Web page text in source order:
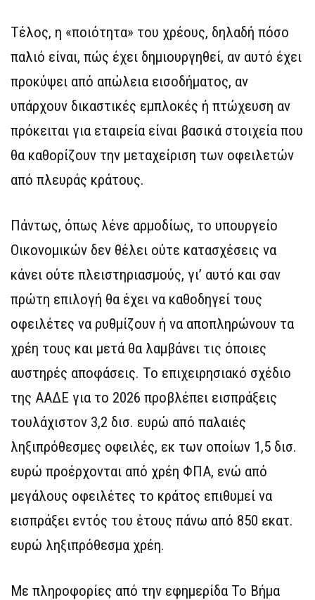
Τέλος, η «ποιότητα» του χρέους, δηλαδή πόσο
παλιό είναι, πώς έχει δημιουργηθεί, αν αυτό έχει
προκύψει από απώλεια εισοδήματος, αν
υπάρχουν δικαστικές εμπλοκές ή πτώχευση αν
πρόκειται για εταιρεία είναι βασικά στοιχεία που
θα καθορίζουν την μεταχείριση των οφειλετών
από πλευράς κράτους.
Πάντως, όπως λένε αρμοδίως, το υπουργείο
Οικονομικών δεν θέλει ούτε κατασχέσεις να
κάνει ούτε πλειστηριασμούς, γι’ αυτό και σαν
πρώτη επιλογή θα έχει να καθοδηγεί τους
οφειλέτες να ρυθμίζουν ή να αποπληρώνουν τα
χρέη τους και μετά θα λαμβάνει τις όποιες
αυστηρές αποφάσεις. Το επιχειρησιακό σχέδιο
της ΑΑΔΕ για το 2026 προβλέπει εισπράξεις
τουλάχιστον 3,2 δισ. ευρώ από παλαιές
ληξιπρόθεσμες οφειλές, εκ των οποίων 1,5 δισ.
ευρώ προέρχονται από χρέη ΦΠΑ, ενώ από
μεγάλους οφειλέτες το κράτος επιθυμεί να
εισπράξει εντός του έτους πάνω από 850 εκατ.
ευρώ ληξιπρόθεσμα χρέη.
Με πληροφορίες από την εφημερίδα Το Βήμα